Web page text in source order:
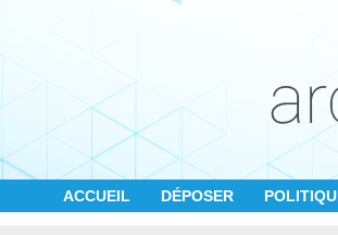
ACCUEIL DÉPOSER